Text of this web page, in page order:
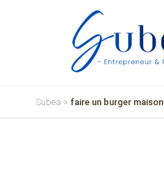
Subea > faire un burger maison